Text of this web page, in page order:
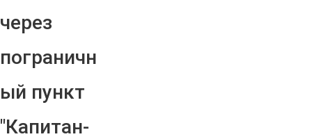
через
пограничн
ый пункт
"Капитан-